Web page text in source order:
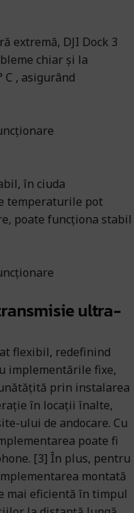
extremă, DJI Dock 3
chiar și la
C , asigurând
în ciuda
temperaturile pot
poate funcționa stabil
ultra-
flexibil, redefinind
implementările fixe,
prin instalarea
în locații înalte,
ului de andocare. Cu
poate fi
[3] În plus, pentru
montată
mai eficientă în timpul